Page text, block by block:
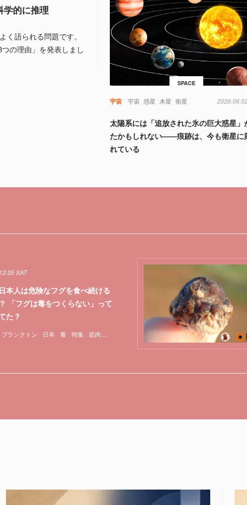
学的に推理
語られる問題です。
の理由」を発表しまし
SPACE
宇宙 宇宙 惑星 木星 衛星
太陽系には「追放された氷の巨大惑星」
たかもしれない――痕跡は、今も衛星に
れている
プランクトン 日本 毒 特集 筋肉
SAT
本人は危険なフグを食べ続ける
「フグは毒をつくらない」って
た？